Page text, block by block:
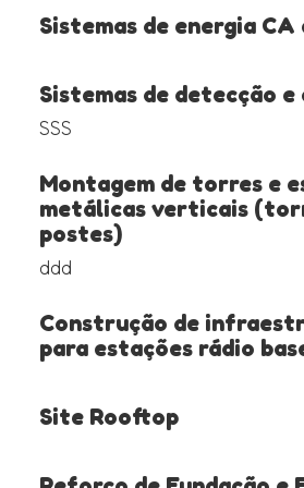
Sistemas de energia CA
Sistemas de detecção
SSS
Montagem de torres e
metálicas verticais
postes)
ddd
Construção de
para estações rádio
Site Rooftop